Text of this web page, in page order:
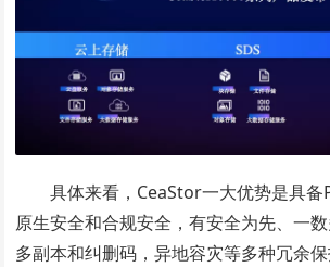
具体来看，CeaStor一大优势是具备
原生安全和合规安全，有安全为先、一
多副本和纠删码，异地容灾等多种冗余